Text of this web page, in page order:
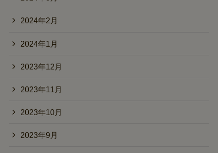
2024年2月
2024年1月
2023年12月
2023年11月
2023年10月
2023年9月